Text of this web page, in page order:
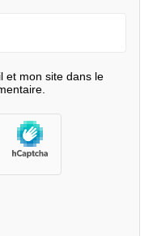
et mon site dans le